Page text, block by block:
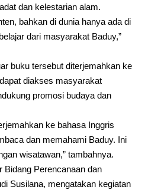
dan kelestarian alam.
bahkan di dunia hanya ada di
dari masyarakat Baduy,”
buku tersebut diterjemahkan ke
diakses masyarakat
promosi budaya dan
ke bahasa Inggris
dan memahami Baduy. Ini
wisatawan,” tambahnya.
Bidang Perencanaan dan
Susilana, mengatakan kegiatan